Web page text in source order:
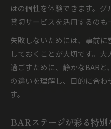
はの個性を体験できます。
貸切サービスを活用するのも
失敗しないためには、事前
しておくことが大切です。
過ごすために、静かなBAR
の違いを理解し、目的に合
す。
BARステージが彩る特別